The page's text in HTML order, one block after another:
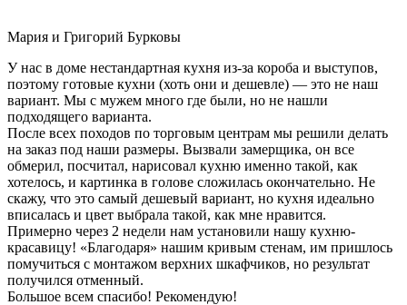
Мария и Григорий Бурковы
У нас в доме нестандартная кухня из-за короба и выступов,
поэтому готовые кухни (хоть они и дешевле) — это не наш
вариант. Мы с мужем много где были, но не нашли
подходящего варианта.
После всех походов по торговым центрам мы решили делать
на заказ под наши размеры. Вызвали замерщика, он все
обмерил, посчитал, нарисовал кухню именно такой, как
хотелось, и картинка в голове сложилась окончательно. Не
скажу, что это самый дешевый вариант, но кухня идеально
вписалась и цвет выбрала такой, как мне нравится.
Примерно через 2 недели нам установили нашу кухню-
красавицу! «Благодаря» нашим кривым стенам, им пришлось
помучиться с монтажом верхних шкафчиков, но результат
получился отменный.
Большое всем спасибо! Рекомендую!